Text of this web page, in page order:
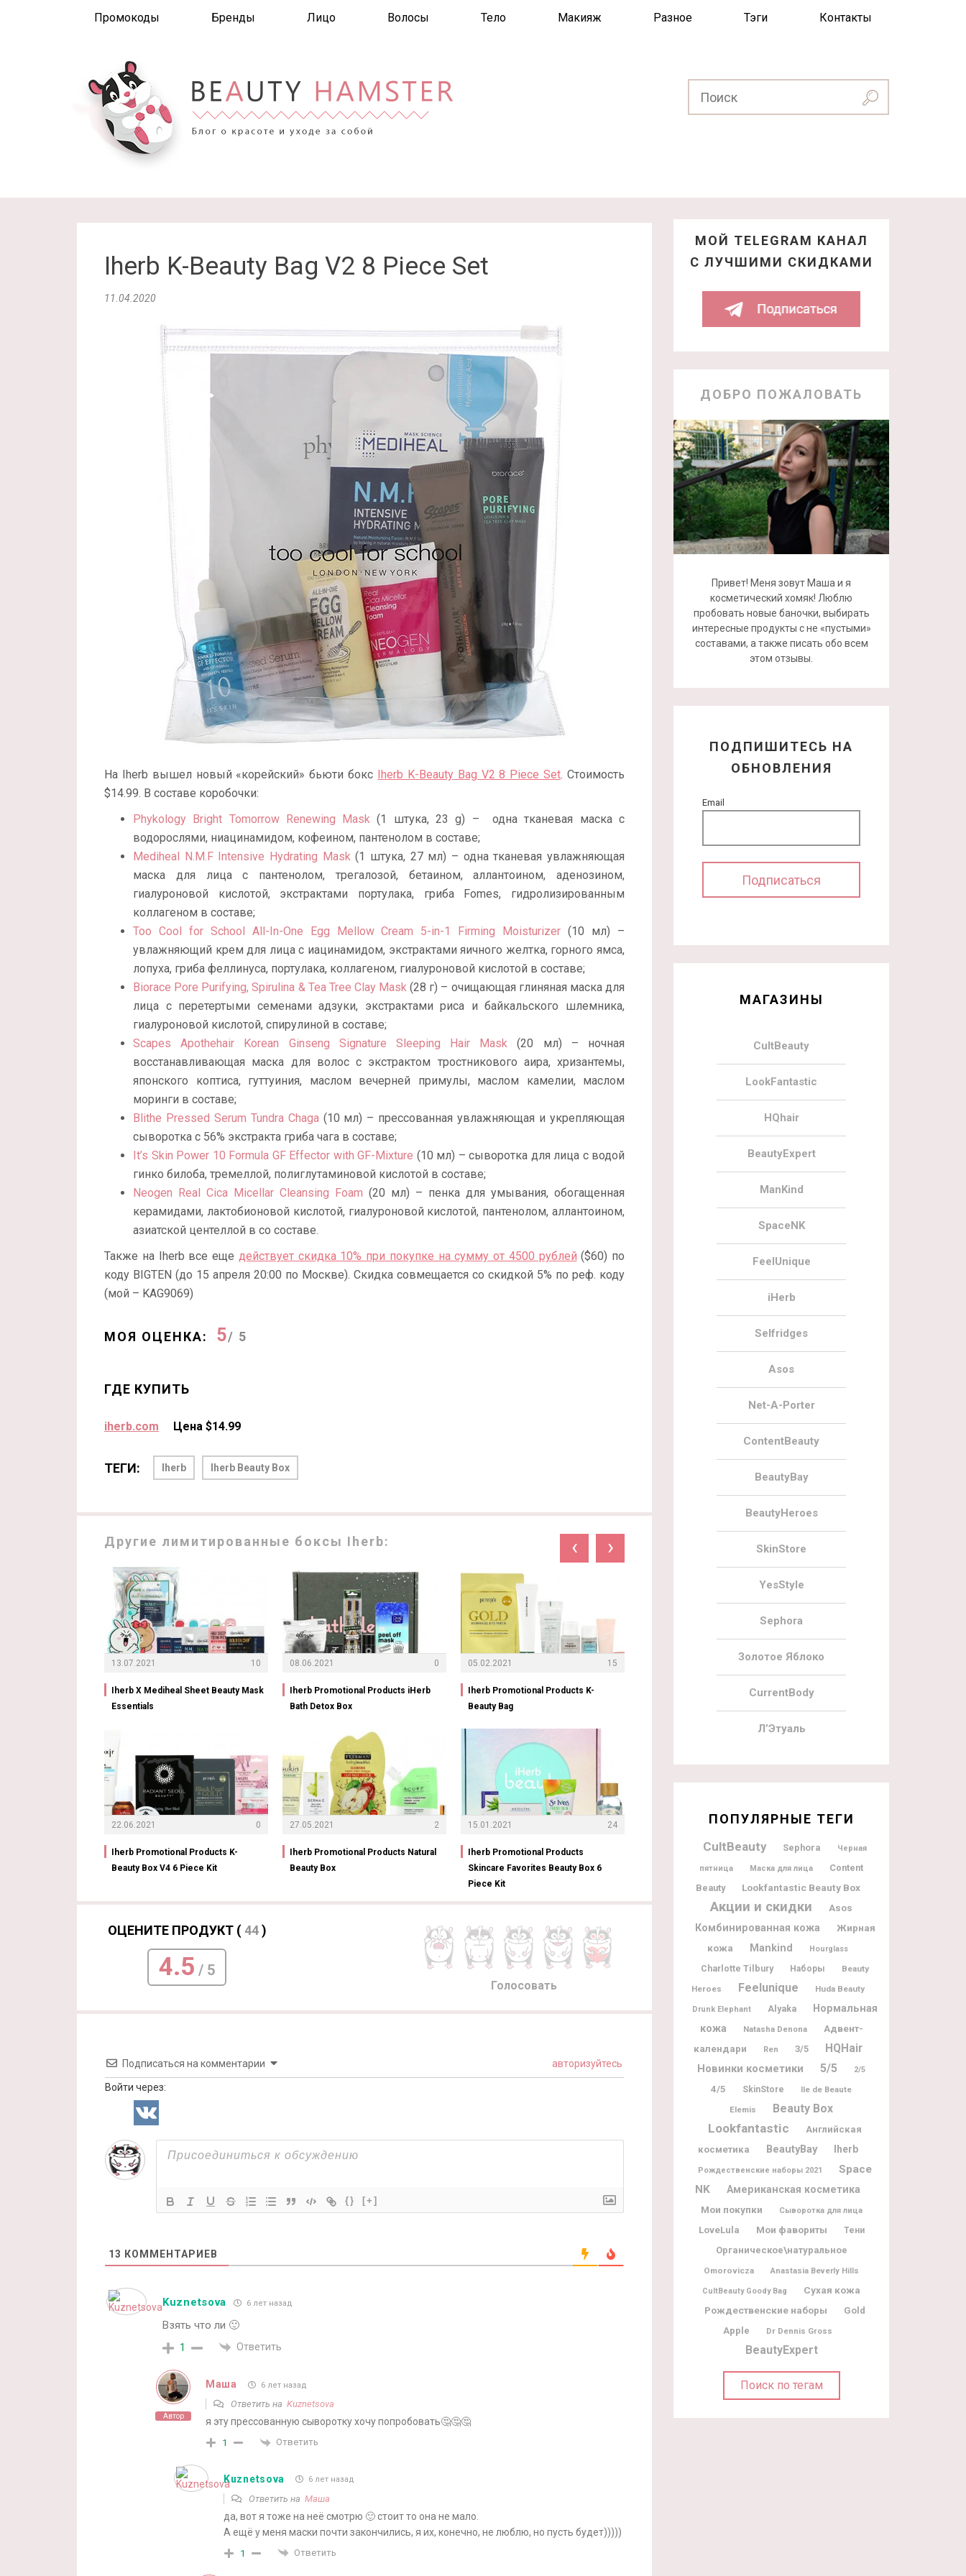
Промокоды Бренды Лицо Волосы Тело Макияж Разное Тэги Контакты
Iherb K-Beauty Bag V2 8 Piece Set
11.04.2020
На Iherb вышел новый «корейский» бьюти бокс Iherb K-Beauty Bag V2 8 Piece Set. Стоимость
$14.99. В составе коробочки:
Phykology Bright Tomorrow Renewing Mask (1 штука, 23 g) – одна тканевая маска с
водорослями, ниацинамидом, кофеином, пантенолом в составе;
Mediheal N.M.F Intensive Hydrating Mask(1 штука, 27 мл) – одна тканевая увлажняющая
маска для лица с пантенолом, трегалозой, бетаином, аллантоином, аденозином,
гиалуроновой кислотой, экстрактами портулака, гриба Fomes, гидролизированным
коллагеном в составе;
Too Cool for School All-In-One Egg Mellow Cream 5-in-1 Firming Moisturizer (10 мл) –
увлажняющий крем для лица с иацинамидом, экстрактами яичного желтка, горного ямса,
лопуха, гриба феллинуса, портулака, коллагеном, гиалуроновой кислотой в составе;
Biorace Pore Purifying, Spirulina & Tea Tree Clay Mask (28 г) – очищающая глиняная маска для
лица с перетертыми семенами адзуки, экстрактами риса и байкальского шлемника,
гиалуроновой кислотой, спирулиной в составе;
Scapes Apothehair Korean Ginseng Signature Sleeping Hair Mask (20 мл) – ночная
восстанавливающая маска для волос с экстрактом тростникового аира, хризантемы,
японского коптиса, гуттуиния, маслом вечерней примулы, маслом камелии, маслом
моринги в составе;
Blithe Pressed Serum Tundra Chaga(10 мл) – прессованная увлажняющая и укрепляющая
сыворотка с 56% экстракта гриба чага в составе;
It’s Skin Power 10 Formula GF Effector with GF-Mixture (10 мл) – сыворотка для лица с водой
гинко билоба, тремеллой, полиглутаминовой кислотой в составе;
Neogen Real Cica Micellar Cleansing Foam (20 мл) – пенка для умывания, обогащенная
керамидами, лактобионовой кислотой, гиалуроновой кислотой, пантенолом, аллантоином,
азиатской центеллой в со составе.
Также на Iherb все еще действует скидка 10% при покупке на сумму от 4500 рублей ($60) по
коду BIGTEN (до 15 апреля 20:00 по Москве). Скидка совмещается со скидкой 5% по реф. коду
(мой – KAG9069)
МОЯ ОЦЕНКА: 5/ 5
ГДЕ КУПИТЬ
iherb.com Цена $14.99
ТЕГИ: Iherb Iherb Beauty Box
Другие лимитированные боксы Iherb: ‹ ›
13.07.2021 10
Iherb X Mediheal Sheet Beauty Mask
Essentials
22.06.2021 0
Iherb Promotional Products K-
Beauty Box V4 6 Piece Kit
08.06.2021 0
Iherb Promotional Products iHerb
Bath Detox Box
27.05.2021 2
Iherb Promotional Products Natural
Beauty Box
05.02.2021 15
Iherb Promotional Products K-
Beauty Bag
15.01.2021 24
Iherb Promotional Products
Skincare Favorites Beauty Box 6
Piece Kit
2
Iherb Promotional Products
12
Iherb Promotional Products Bath
Essentials Beauty Bag 8 Piece Kit
17.07.2020
Iherb Promotional Products iHerb
Beauty Bag
ОЦЕНИТЕ ПРОДУКТ (44)
4.5 / 5
Голосовать
Подписаться на комментарии авторизуйтесь
Войти через:
{} [+]
13 КОММЕНТАРИЕВ
Kuznetsova 6 лет назад
Взять что ли 🙂
1 Ответить
Автор
Маша 6 лет назад
Ответить на Kuznetsova
я эту прессованную сыворотку хочу попробовать🤔🤔🤔
1 Ответить
Kuznetsova 6 лет назад
Ответить на Маша
да, вот я тоже на неё смотрю 🙂 стоит то она не мало.
А ещё у меня маски почти закончились, я их, конечно, не люблю, но пусть будет)))))
1 Ответить
МОЙ TELEGRAM КАНАЛ
С ЛУЧШИМИ СКИДКАМИ
ДОБРО ПОЖАЛОВАТЬ
Привет! Меня зовут Маша и я
косметический хомяк! Люблю
пробовать новые баночки, выбирать
интересные продукты с не «пустыми»
составами, а также писать обо всем
этом отзывы.
ПОДПИШИТЕСЬ НА
ОБНОВЛЕНИЯ
Email
МАГАЗИНЫ
CultBeauty
LookFantastic
HQhair
BeautyExpert
ManKind
SpaceNK
FeelUnique
iHerb
Selfridges
Asos
Net-A-Porter
ContentBeauty
BeautyBay
BeautyHeroes
SkinStore
YesStyle
Sephora
Золотое Яблоко
CurrentBody
Л’Этуаль
ПОПУЛЯРНЫЕ ТЕГИ
CultBeauty Sephora Черная
пятница Маска для лица
Content
Beauty
Lookfantastic Beauty Box
Акции и скидки Asos
Комбинированная кожа
Жирная
кожа
Mankind Hourglass
Charlotte Tilbury Наборы
Beauty
Heroes
Feelunique Huda Beauty
Drunk Elephant Alyaka
Нормальная
кожа
Natasha Denona
Адвент-
календари
Ren 3/5
HQHair
Новинки косметики
5/5 2/5
4/5 SkinStore
Ile de Beaute
Elemis
Beauty Box
Lookfantastic
Английская
косметика
BeautyBay Iherb
Рождественские наборы 2021
Space
NK
Американская косметика
Мои покупки
Сыворотка для лица
LoveLula Мои фавориты Тени
Органическое\натуральное
Omorovicza Anastasia Beverly Hills
CultBeauty Goody Bag Сухая кожа
Рождественские наборы
Gold
Apple
Dr Dennis Gross
BeautyExpert
Поиск по тегам